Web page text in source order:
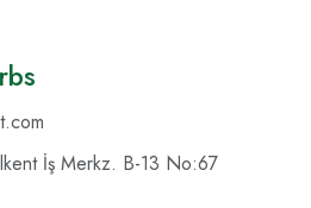
İş Merkz. B-13 No:67